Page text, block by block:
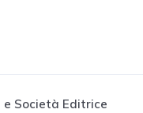
Società Editrice